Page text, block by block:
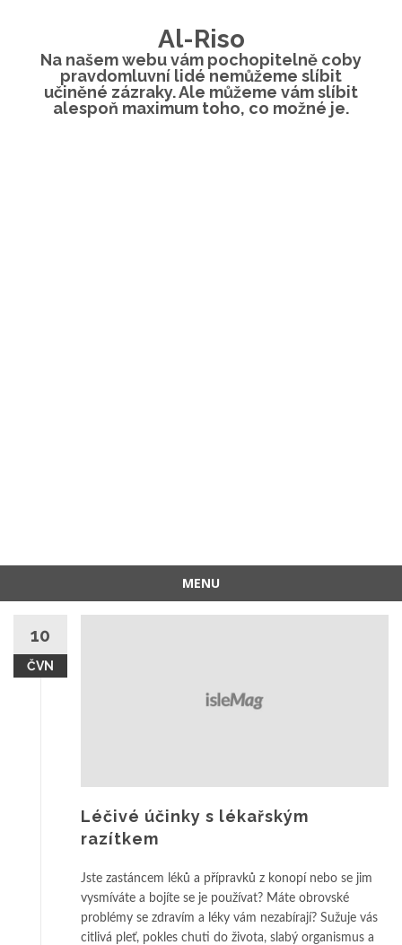
Al-Riso
Na našem webu vám pochopitelně coby
pravdomluvní lidé nemůžeme slíbit
učiněné zázraky. Ale můžeme vám slíbit
alespoň maximum toho, co možné je.
MENU
10
ČVN
Léčivé účinky s lékařským
razítkem
Jste zastáncem léků a přípravků z konopí nebo se jim
vysmíváte a bojíte se je používat? Máte obrovské
problémy se zdravím a léky vám nezabírají? Sužuje vás
citlivá pleť, pokles chuti do života, slabý organismus a